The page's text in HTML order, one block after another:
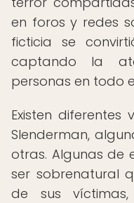
en foros y redes
ficticia se
captando la
personas en todo
Existen diferentes
Slenderman,
otras. Algunas de
ser sobrenatural
de sus